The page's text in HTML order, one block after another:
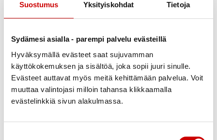
Suostumus Yksityiskohdat Tietoja
Sydämesi asialla - parempi palvelu evästeillä
Hyväksymällä evästeet saat sujuvamman
käyttökokemuksen ja sisältöä, joka sopii juuri sinulle.
Evästeet auttavat myös meitä kehittämään palvelua. Voit
muuttaa valintojasi milloin tahansa klikkaamalla
evästelinkkiä sivun alakulmassa.
Seiskarinkatu 35, 20900 TURKU